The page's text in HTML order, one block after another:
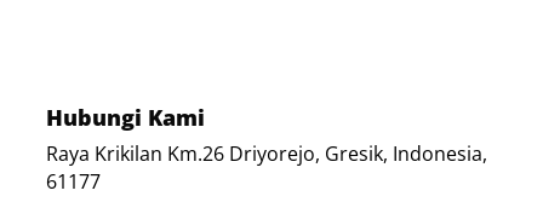
Hubungi Kami
Raya Krikilan Km.26 Driyorejo, Gresik, Indonesia,
61177